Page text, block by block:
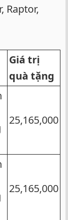
Raptor,
Giá trị
quà tặng
25,165,000
25,165,000